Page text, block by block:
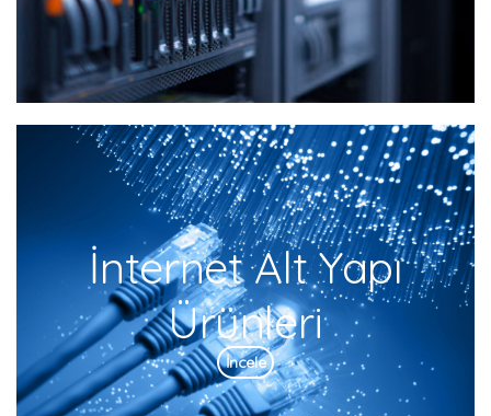
İnternet Alt Yapı
Ürünleri
İncele